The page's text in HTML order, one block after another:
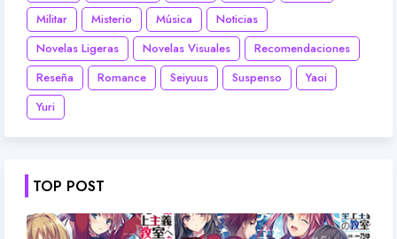
Militar
Misterio Música
Noticias
Novelas Ligeras
Novelas Visuales
Recomendaciones
Reseña
Romance Seiyuus Suspenso
Yaoi
Yuri
TOP POST